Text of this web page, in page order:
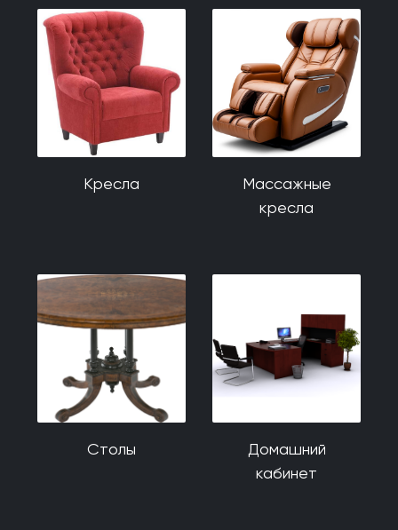
Кресла
Массажные
кресла
Столы
Домашний
кабинет